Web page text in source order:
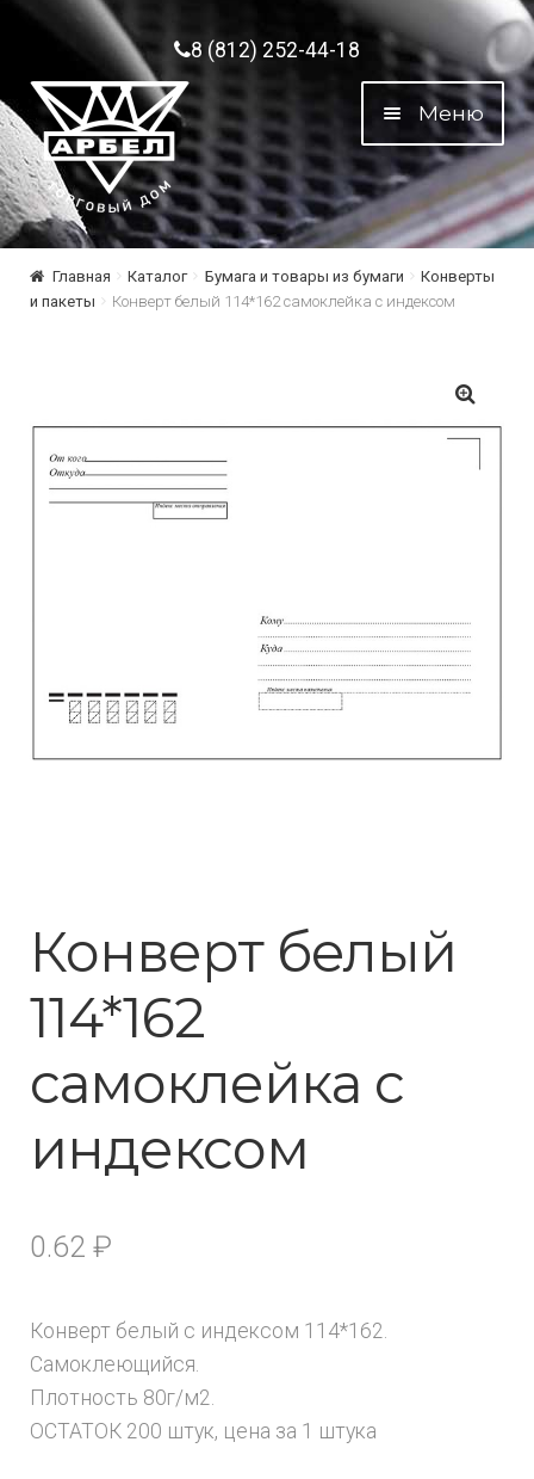
Перейти к навигации
Перейти к содержимому8 (812) 252-44-18
Меню
Главная Каталог Бумага и товары из бумаги
Конверты
и пакеты
Конверт белый 114*162 самоклейка с индексом
🔍
Конверт белый
114*162
самоклейка с
индексом
0.62 ₽
Конверт белый с индексом 114*162.
Самоклеющийся.
Плотность 80г/м2.
ОСТАТОК 200 штук, цена за 1 штука